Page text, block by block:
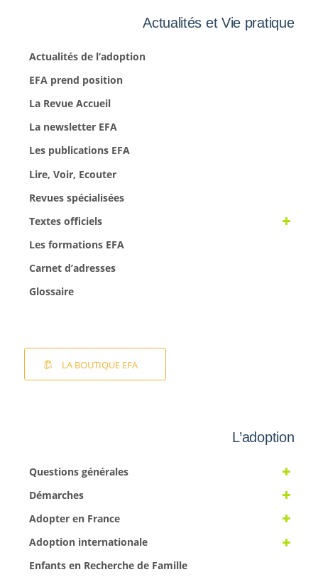
Actualités et Vie pratique
Actualités de l’adoption
EFA prend position
La Revue Accueil
La newsletter EFA
Les publications EFA
Lire, Voir, Ecouter
Revues spécialisées
Textes officiels
Les formations EFA
Carnet d’adresses
Glossaire
LA BOUTIQUE EFA
L’adoption
Questions générales
Démarches
Adopter en France
Adoption internationale
Enfants en Recherche de Famille